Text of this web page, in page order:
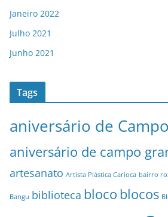
Janeiro 2022
Julho 2021
Junho 2021
Tags
aniversário de
aniversário de campo
artesanato Artista Plástica Carioca bairro
Bangu biblioteca blocoblocos